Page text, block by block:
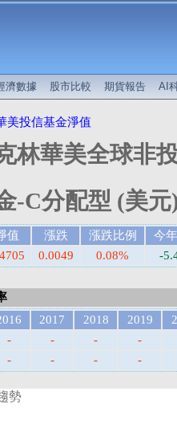
濟數據 股市比較 期貨報告 AI
美投信基金淨值
林華美全球非
-C分配型 (美元
值 漲跌 漲跌比例 今
0.0049 0.08% -
2017 2018 2019
- - - -
- - - -
勢